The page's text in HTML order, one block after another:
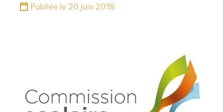
Publiée le 20 juin 2018